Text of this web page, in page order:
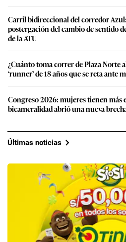
Carril bidireccional del corredor
postergación del cambio de sentido
de la ATU
¿Cuánto toma correr de Plaza Norte
‘runner’ de 18 años que se reta ante
Congreso 2026: mujeres tienen más
bicameralidad abrió una nueva
Últimas noticias